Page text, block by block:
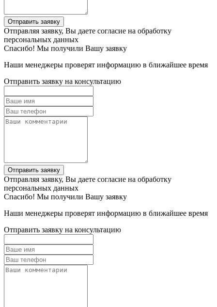
Отправить заявку
Отправляя заявку, Вы даете согласие на обработку
персональных данных
Спасибо! Мы получили Вашу заявку
Наши менеджеры проверят информацию в ближайшее время
Отправить заявку на консультацию
Отправить заявку
Отправляя заявку, Вы даете согласие на обработку
персональных данных
Спасибо! Мы получили Вашу заявку
Наши менеджеры проверят информацию в ближайшее время
Отправить заявку на консультацию